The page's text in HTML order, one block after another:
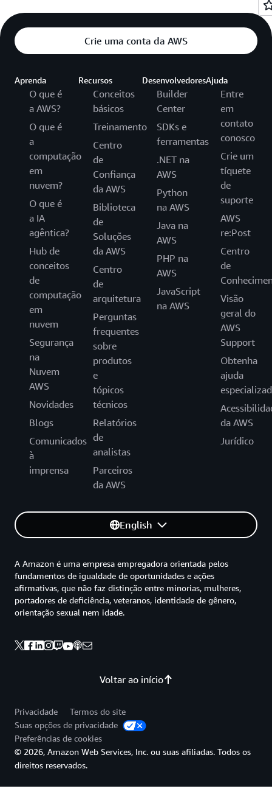
Crie uma conta da AWS
Aprenda
O que é
a AWS?
O que é
a
computação
em
nuvem?
O que é
a IA
agêntica?
Hub de
conceitos
de
computação
em
nuvem
Segurança
na
Nuvem
AWS
Novidades
Blogs
Comunicados
à
imprensa
Recursos
Conceitos
básicos
Treinamento
Centro
de
Confiança
da AWS
Biblioteca
de
Soluções
da AWS
Centro
de
arquitetura
Perguntas
frequentes
sobre
produtos
e
tópicos
técnicos
Relatórios
de
analistas
Parceiros
da AWS
Desenvolvedores
Builder
Center
SDKs e
ferramentas
.NET na
AWS
Python
na AWS
Java na
AWS
PHP na
AWS
JavaScript
na AWS
Ajuda
Entre
em
contato
conosco
Crie um
tíquete
de
suporte
AWS
re:Post
Centro
de
Visão
geral do
AWS
Support
Obtenha
ajuda
da AWS
Jurídico
English
Voltar ao início
A Amazon é uma empresa empregadora orientada pelos
fundamentos de igualdade de oportunidades e ações
afirmativas, que não faz distinção entre minorias, mulheres,
portadores de deficiência, veteranos, identidade de gênero,
orientação sexual nem idade.
Privacidade
Termos do site
Suas opções de privacidade
Preferências de cookies
© 2026, Amazon Web Services, Inc. ou suas afiliadas. Todos os
direitos reservados.